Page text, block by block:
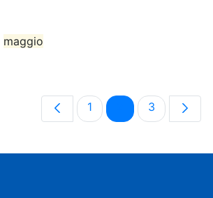
maggio
Pagina
1 PaginaPagina
3